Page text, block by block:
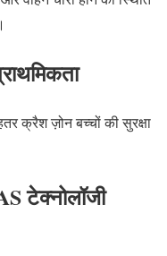
क्रैश ज़ोन बच्चों की सुरक्षा
टेक्नोलॉजी